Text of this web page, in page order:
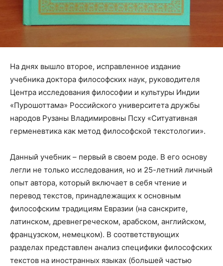
На днях вышло второе, исправленное издание
учебника доктора философских наук, руководителя
Центра исследования философии и культуры Индии
«Пурошоттама» Российского университета дружбы
народов Рузаны Владимировны Псху «Ситуативная
герменевтика как метод философской текстологии».
Данный учебник – первый в своем роде. В его основу
легли не только исследования, но и 25-летний личный
опыт автора, который включает в себя чтение и
перевод текстов, принадлежащих к основным
философским традициям Евразии (на санскрите,
латинском, древнегреческом, арабском, английском,
французском, немецком). В соответствующих
разделах представлен анализ специфики философских
текстов на иностранных языках (большей частью